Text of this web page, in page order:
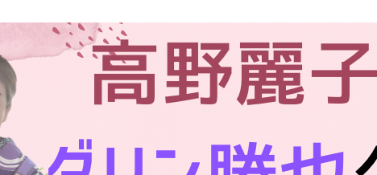
勝也、高野麗子公式HP